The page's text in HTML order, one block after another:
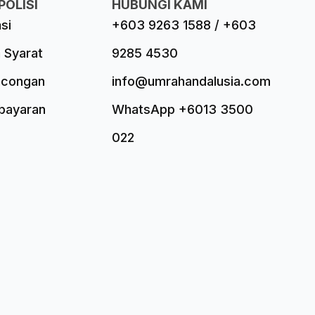
Syarat
HUBUNGI KAMI
+603 9263 1588 / +603
9285 4530
info@umrahandalusia.com
WhatsApp +6013 3500
022